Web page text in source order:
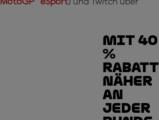
MotoGP™ eSport) und Twitch über
Mit 40
%
Rabatt
näher
an
jeder